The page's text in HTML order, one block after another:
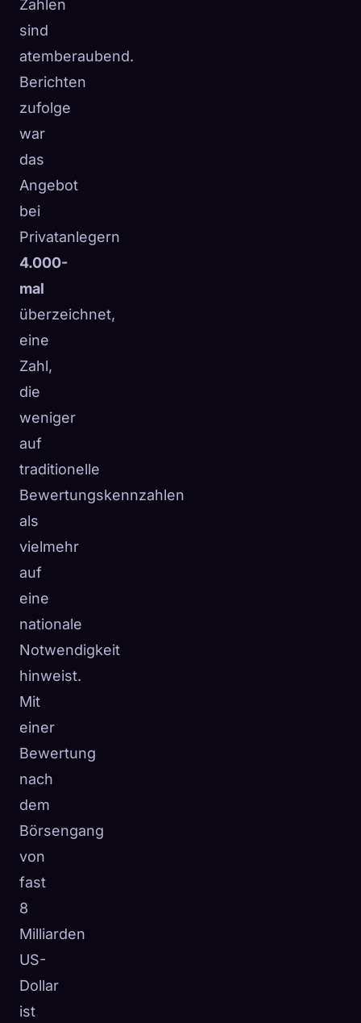
Zahlen
sind
atemberaubend.
Berichten
zufolge
war
das
Angebot
bei
Privatanlegern
4.000-
mal
überzeichnet,
eine
Zahl,
die
weniger
auf
traditionelle
Bewertungskennzahlen
als
vielmehr
auf
eine
nationale
Notwendigkeit
hinweist.
Mit
einer
Bewertung
nach
dem
Börsengang
von
fast
8
Milliarden
US-
Dollar
ist